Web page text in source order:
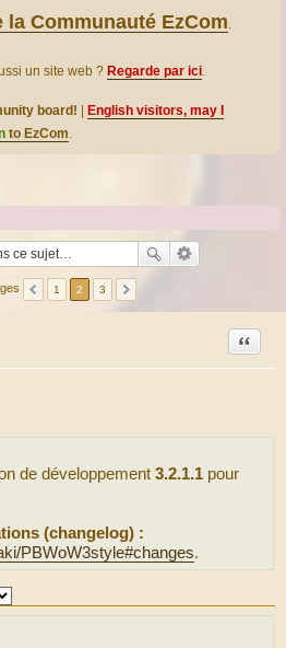
la Communauté EzCom.
un site web ? Regarde par ici.
board!
English visitors, may I
to EzCom.
1 2 3
Citation
de développement 3.2.1.1 pour
(changelog) :
PBWoW3style#changes.